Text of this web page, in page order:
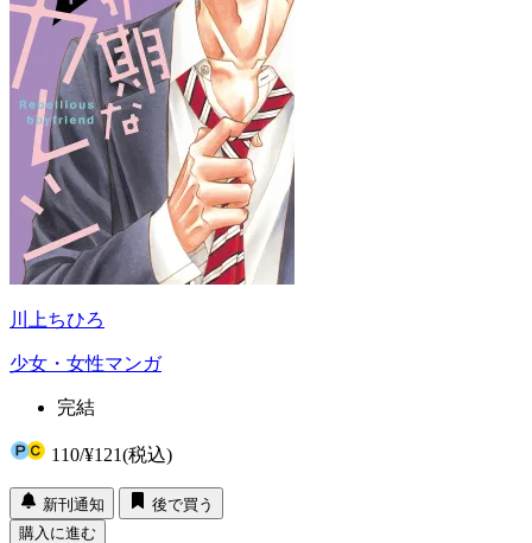
川上ちひろ
少女・女性マンガ
完結
110/¥121(税込)
新刊通知
後で買う
購入に進む